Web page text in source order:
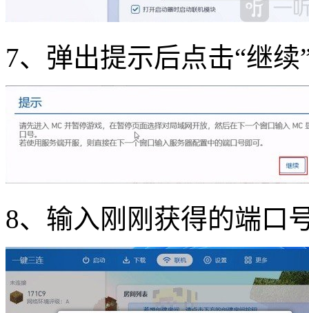
7、弹出提示后点击“继续
8、输入刚刚获得的端口